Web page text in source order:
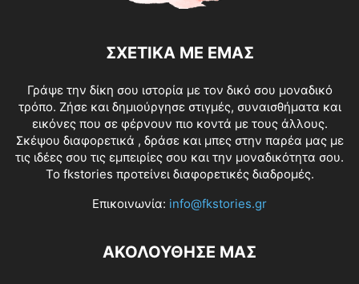
ΣΧΕΤΙΚΑ ΜΕ ΕΜΑΣ
Γράψε την δίκη σου ιστορία με τον δικό σου μοναδικό
τρόπο. Ζήσε και δημιούργησε στιγμές, συναισθήματα και
εικόνες που σε φέρνουν πιο κοντά με τους άλλους.
Σκέψου διαφορετικά , δράσε και μπες στην παρέα μας με
τις ιδέες σου τις εμπειρίες σου και την μοναδικότητα σου.
Το fkstories προτείνει διαφορετικές διαδρομές.
Επικοινωνία: info@fkstories.gr
ΑΚΟΛΟΥΘΗΣΕ ΜΑΣ